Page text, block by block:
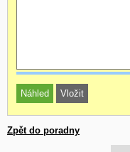
Zpět do poradny